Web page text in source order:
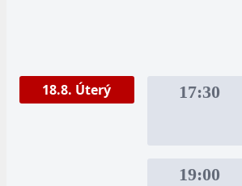
18.8. Úterý 17:30
19:00